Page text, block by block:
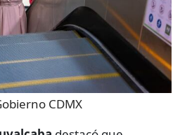
CDMX